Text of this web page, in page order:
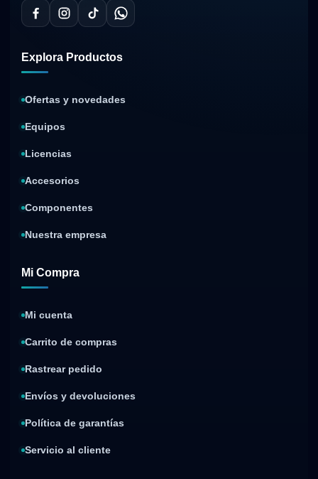
Explora Productos
Ofertas y novedades
Equipos
Licencias
Accesorios
Componentes
Nuestra empresa
Mi Compra
Mi cuenta
Carrito de compras
Rastrear pedido
Envíos y devoluciones
Política de garantías
Servicio al cliente